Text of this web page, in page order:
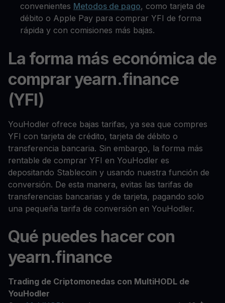
convenientes Metodos de pago, como tarjeta de
débito o Apple Pay para comprar YFI de forma
rápida y con comisiones más bajas.
La forma más económica de
comprar yearn.finance
(YFI)
YouHodler ofrece bajas tarifas, ya sea que compres
YFI con tarjeta de crédito, tarjeta de débito o
transferencia bancaria. Sin embargo, la forma más
rentable de comprar YFI en YouHodler es
depositando Stablecoin y usando nuestra función de
conversión. De esta manera, evitas las tarifas de
transferencias bancarias y de tarjeta, pagando solo
una pequeña tarifa de conversión en YouHodler.
Qué puedes hacer con
yearn.finance
Trading de Criptomonedas con MultiHODL de
YouHodler